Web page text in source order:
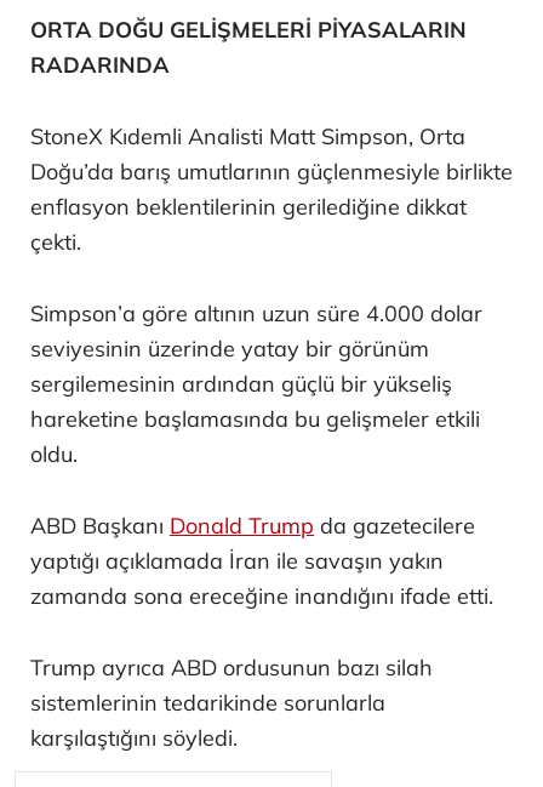
ORTA DOĞU GELİŞMELERİ PİYASALARIN
RADARINDA
StoneX Kıdemli Analisti Matt Simpson, Orta
Doğu’da barış umutlarının güçlenmesiyle birlikte
enflasyon beklentilerinin gerilediğine dikkat
çekti.
Simpson’a göre altının uzun süre 4.000 dolar
seviyesinin üzerinde yatay bir görünüm
sergilemesinin ardından güçlü bir yükseliş
hareketine başlamasında bu gelişmeler etkili
oldu.
ABD Başkanı Donald Trump da gazetecilere
yaptığı açıklamada İran ile savaşın yakın
zamanda sona ereceğine inandığını ifade etti.
Trump ayrıca ABD ordusunun bazı silah
sistemlerinin tedarikinde sorunlarla
karşılaştığını söyledi.